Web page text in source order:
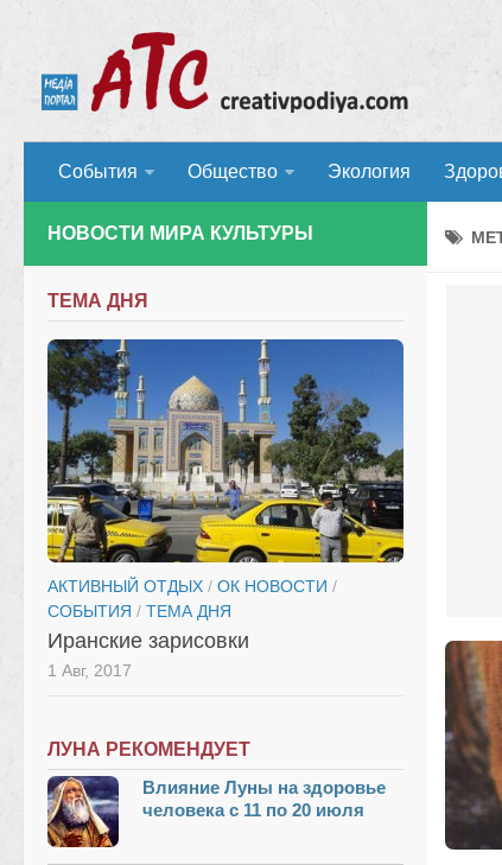
События Общество Экология
НОВОСТИ МИРА КУЛЬТУРЫ
ТЕМА ДНЯ
АКТИВНЫЙ ОТДЫХ / ОК НОВОСТИ /
СОБЫТИЯ / ТЕМА ДНЯ
Иранские зарисовки
1 Авг, 2017
ЛУНА РЕКОМЕНДУЕТ
Влияние Луны на здоровье
человека с 11 по 20 июля